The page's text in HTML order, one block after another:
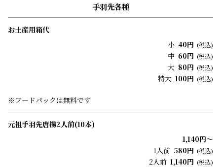
手羽先各種
お土産用箱代
小 40円 (税込)
中 60円 (税込)
大 80円 (税込)
特大 100円 (税込)
※フードパックは無料です
元祖手羽先唐揚2人前(10本)
1,140円～
1人前 580円 (税込)
2人前 1,140円 (税込)